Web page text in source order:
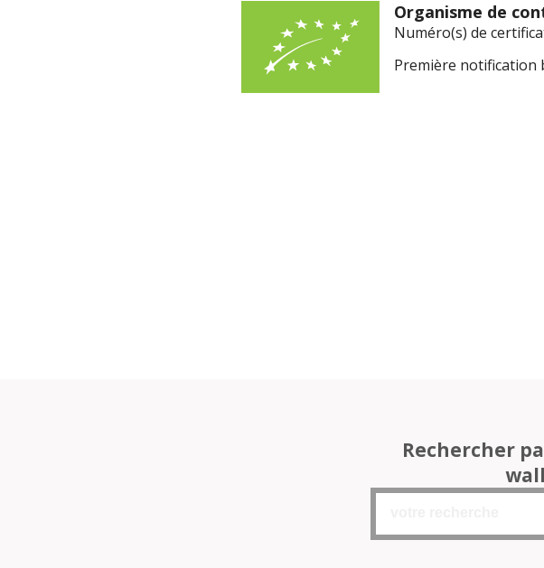
Organisme de
Numéro(s) de
Première notification
Rechercher